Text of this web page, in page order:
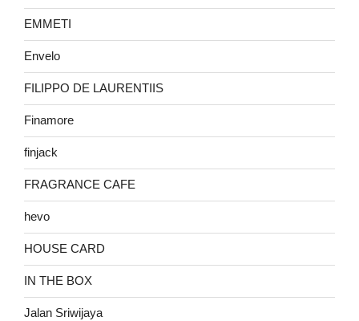
EMMETI
Envelo
FILIPPO DE LAURENTIIS
Finamore
finjack
FRAGRANCE CAFE
hevo
HOUSE CARD
IN THE BOX
Jalan Sriwijaya